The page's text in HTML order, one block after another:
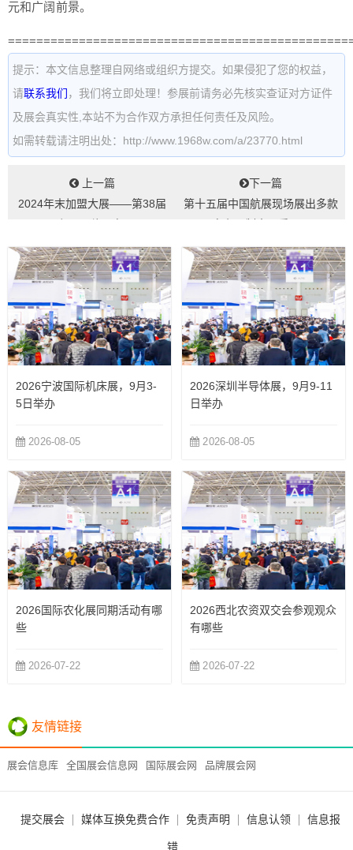
元和广阔前景。
提示：本文信息整理自网络或组织方提交。如果侵犯了您的权益，
请联系我们 ，我们将立即处理！参展前请务必先核实查证对方证件
及展会真实性,本站不为合作双方承担任何责任及风险。
如需转载请注明出处：http://www.1968w.com/a/23770.html
上一篇
2024年末加盟大展——第38届
下一篇
第十五届中国航展现场展出多款
2026宁波国际机床展，9月3-
5日举办
2026-08-05
2026深圳半导体展，9月9-11
日举办
2026-08-05
2026国际农化展同期活动有哪
些
2026-07-22
2026西北农资双交会参观观众
有哪些
2026-07-22
友情链接
展会信息库 全国展会信息网 国际展会网 品牌展会网
提交展会 媒体互换免费合作 免责声明 信息认领 信息报
错